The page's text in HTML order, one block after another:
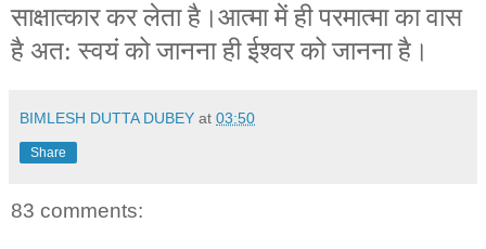
साक्षात्कार कर लेता है।आत्मा में ही परमात्मा का वास
है अत: स्वयं को जानना ही ईश्वर को जानना है।
BIMLESH DUTTA DUBEY at 03:50
Share
83 comments: